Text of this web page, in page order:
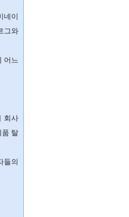
이
그와
어느
회사
품 탈
들의